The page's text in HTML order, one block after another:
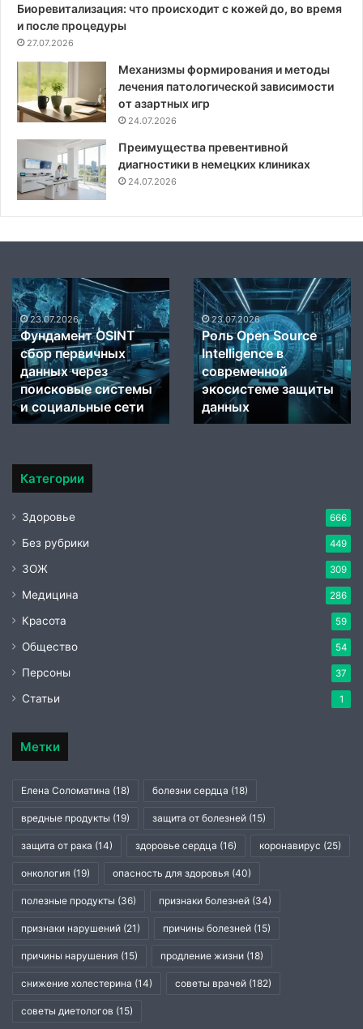
Биоревитализация: что происходит с кожей до, во время
и после процедуры
27.07.2026
Механизмы формирования и методы
лечения патологической зависимости
от азартных игр
24.07.2026
Преимущества превентивной
диагностики в немецких клиниках
24.07.2026
Фундамент
OSINT
сбор
первичных
данных
через
поисковые
системы
и
23.07.2026
Фундамент OSINT
сбор первичных
данных через
поисковые системы
и социальные сети
Роль
Open
Source
Intelligence
в
современной
экосистеме
защиты
данных
23.07.2026
Роль Open Source
Intelligence в
современной
экосистеме защиты
данных
Категории
Здоровье 666
Без рубрики 449
ЗОЖ 309
Медицина 286
Красота 59
Общество 54
Персоны 37
Статьи 1
Метки
Елена Соломатина (18) болезни сердца (18)
вредные продукты (19) защита от болезней (15)
защита от рака (14) здоровье сердца (16) коронавирус (25)
онкология (19) опасность для здоровья (40)
полезные продукты (36) признаки болезней (34)
признаки нарушений (21) причины болезней (15)
причины нарушения (15) продление жизни (18)
снижение холестерина (14) советы врачей (182)
советы диетологов (15)